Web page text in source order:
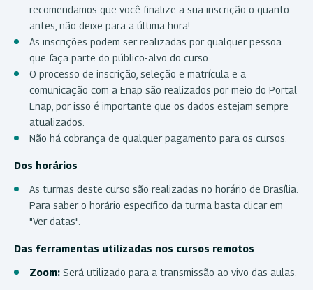
recomendamos que você finalize a sua inscrição o quanto
antes, não deixe para a última hora!
As inscrições podem ser realizadas por qualquer pessoa
que faça parte do público-alvo do curso.
O processo de inscrição, seleção e matrícula e a
comunicação com a Enap são realizados por meio do Portal
Enap, por isso é importante que os dados estejam sempre
atualizados.
Não há cobrança de qualquer pagamento para os cursos.
Dos horários
As turmas deste curso são realizadas no horário de Brasília.
Para saber o horário específico da turma basta clicar em
"Ver datas".
Das ferramentas utilizadas nos cursos remotos
Zoom: Será utilizado para a transmissão ao vivo das aulas.